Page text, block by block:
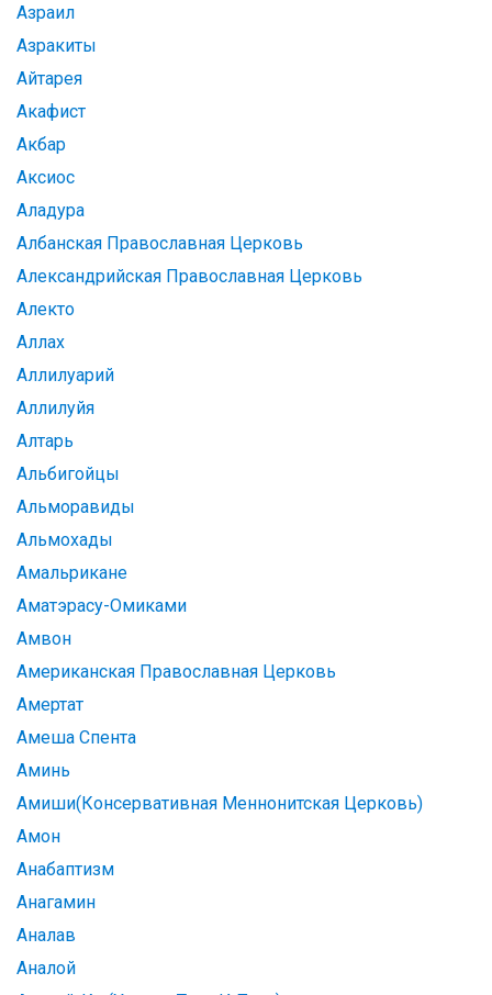
Азраил
Азракиты
Айтарея
Акафист
Акбар
Аксиос
Аладура
Албанская Православная Церковь
Александрийская Православная Церковь
Алекто
Аллах
Аллилуарий
Аллилуйя
Алтарь
Альбигойцы
Альморавиды
Альмохады
Амальрикане
Аматэрасу-Омиками
Амвон
Американская Православная Церковь
Амертат
Амеша Спента
Аминь
Амиши(Консервативная Меннонитская Церковь)
Амон
Анабаптизм
Анагамин
Аналав
Аналой